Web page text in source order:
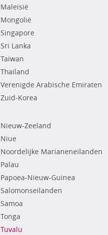
Maleisië
Mongolië
Singapore
Sri Lanka
Taiwan
Thailand
Verenigde Arabische Emiraten
Zuid-Korea
Nieuw-Zeeland
Niue
Noordelijke Marianeneilanden
Palau
Papoea-Nieuw-Guinea
Salomonseilanden
Samoa
Tonga
Tuvalu